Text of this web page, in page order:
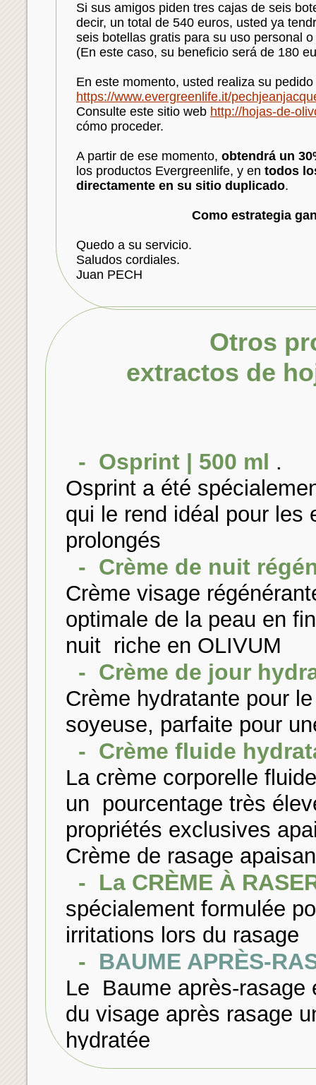
Otros
extractos
- Osprint | 500 ml .
Osprint a été
qui le rend idéal pour les
prolongés
- Crème de nuit
Crème visage
optimale de la peau en
nuit riche en OLIVUM
- Crème de jour
Crème hydratante pour
soyeuse, parfaite pour
- Crème fluide
La crème corporelle
un pourcentage très
propriétés exclusives
Crème de rasage
- La CRÈME À
spécialement formulée
irritations lors du rasage
- BAUME APRÈS-
Le Baume après-rasage
du visage après rasage
hydratée
-Crème Anti-Âge
Si sus amigos piden tres cajas de seis
decir, un total de 540 euros, usted ya
seis botellas gratis para su uso personal
(En este caso, su beneficio será de 180
En este momento, usted realiza su
https://www.evergreenlife.it/
Consulte este sitio web http://hojas-de-
cómo proceder.
A partir de ese momento, obtendrá un
los productos Evergreenlife, y en todos
directamente en su sitio duplicado.
Como estrategia
Quedo a su servicio.
Saludos cordiales.
Juan PECH